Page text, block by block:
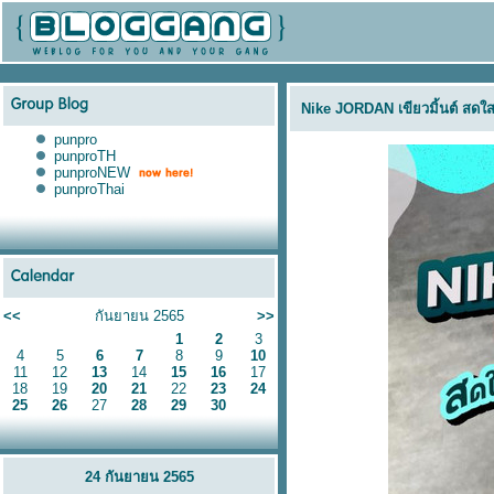
punpro
punproTH
punproNEW
punproThai
<< กันยายน 2565
>>
1
2
3
4
5 6 7 8 9
10
11
12 13 14 15 16
17
18
19 20 21 22 23
24
25
26 27 28 29 30
24 กันยายน 2565
Nike JORDAN เขียวมิ้นต์ สดใ